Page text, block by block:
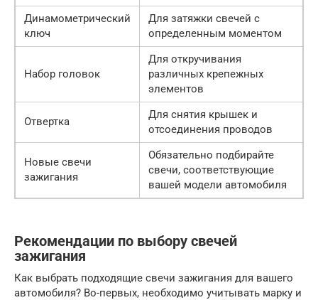
Динамометрический
ключ
Для затяжки свечей с
определенным моментом
Набор головок
Для откручивания
различных крепежных
элементов
Отвертка
Для снятия крышек и
отсоединения проводов
Новые свечи
зажигания
Обязательно подбирайте
свечи, соответствующие
вашей модели автомобиля
Рекомендации по выбору свечей
зажигания
Как выбрать подходящие свечи зажигания для вашего
автомобиля? Во-первых, необходимо учитывать марку и